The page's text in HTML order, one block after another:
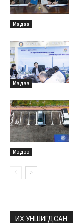
Мэдээ
Мэдээ
Мэдээ
ИХ УНШИГДСАН